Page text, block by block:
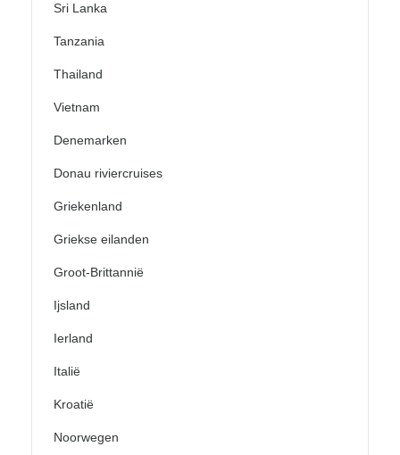
Sri Lanka
Tanzania
Thailand
Vietnam
Denemarken
Donau riviercruises
Griekenland
Griekse eilanden
Groot-Brittannië
Ijsland
Ierland
Italië
Kroatië
Noorwegen